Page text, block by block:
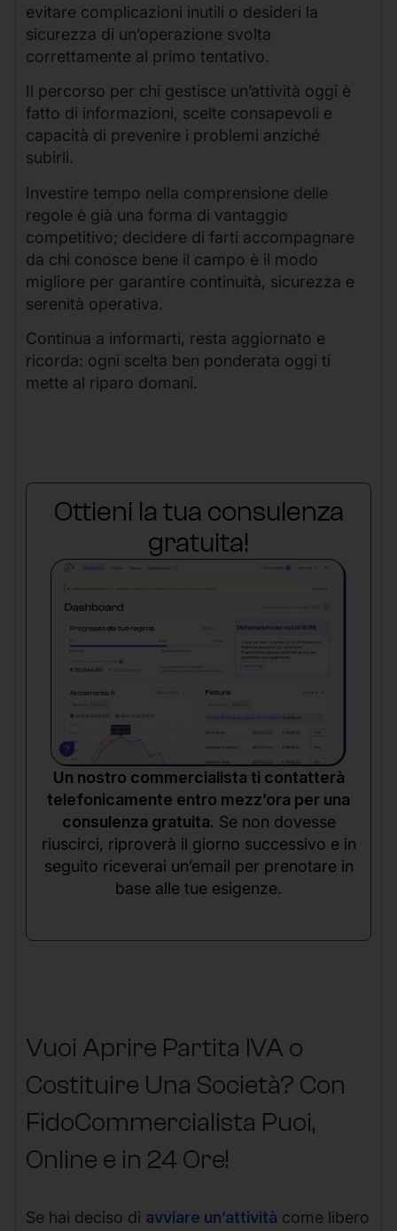
evitare complicazioni inutili o desideri la
sicurezza di un’operazione svolta
correttamente al primo tentativo.
Il percorso per chi gestisce un’attività oggi è
fatto di informazioni, scelte consapevoli e
capacità di prevenire i problemi anziché
subirli.
Investire tempo nella comprensione delle
regole è già una forma di vantaggio
competitivo; decidere di farti accompagnare
da chi conosce bene il campo è il modo
migliore per garantire continuità, sicurezza e
serenità operativa.
Continua a informarti, resta aggiornato e
ricorda: ogni scelta ben ponderata oggi ti
mette al riparo domani.
Ottieni la tua consulenza
gratuita!
Un nostro commercialista ti contatterà
telefonicamente entro mezz’ora per una
consulenza gratuita. Se non dovesse
riuscirci, riproverà il giorno successivo e in
seguito riceverai un’email per prenotare in
base alle tue esigenze.
Vuoi Aprire Partita IVA o
Costituire Una Società? Con
FidoCommercialista Puoi,
Online e in 24 Ore!
Se hai deciso di avviare un’attività come libero